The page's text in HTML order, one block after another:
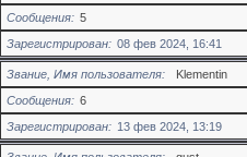
Сообщения
5
Зарегистрирован
08 фев 2024, 16:41
Звание, Имя пользователя
Klementin
Сообщения
6
Зарегистрирован
13 фев 2024, 13:19